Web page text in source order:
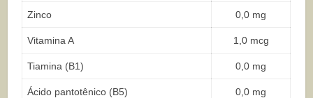
Zinco 0,0 mg
Vitamina A 1,0 mcg
Tiamina (B1) 0,0 mg
Ácido pantotênico (B5) 0,0 mg